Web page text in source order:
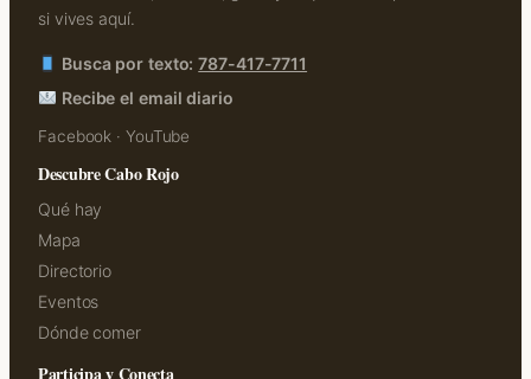
si vives aquí.
Busca por texto:787-417-7711
Recibe el email diario
Facebook · YouTube
Descubre Cabo Rojo
Qué hay
Mapa
Directorio
Eventos
Dónde comer
Participa y Conecta